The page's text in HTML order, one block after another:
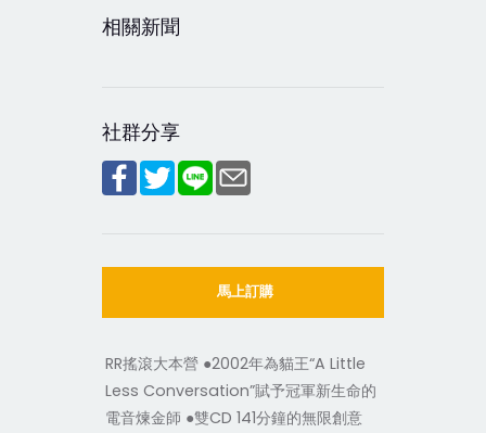
相關新聞
社群分享
馬上訂購
RR搖滾大本營 ●2002年為貓王“A Little
Less Conversation”賦予冠軍新生命的
電音煉金師 ●雙CD 141分鐘的無限創意